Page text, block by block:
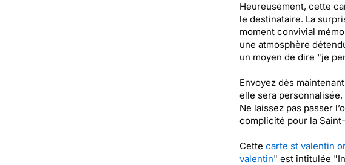
Heureusement, cette
le destinataire. La
moment convivial
une atmosphère
un moyen de dire "je
Envoyez dès
elle sera
Ne laissez pas passer
complicité pour la
Cette carte st valentin
valentin" est intitulée